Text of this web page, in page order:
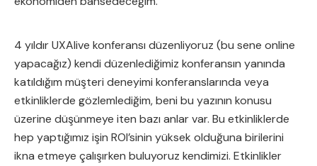
4 yıldır UXAlive konferansı düzenliyoruz (bu sene online
yapacağız) kendi düzenlediğimiz konferansın yanında
katıldığım müşteri deneyimi konferanslarında veya
etkinliklerde gözlemlediğim, beni bu yazının konusu
üzerine düşünmeye iten bazı anlar var. Bu etkinliklerde
hep yaptığımız işin ROI’sinin yüksek olduğuna birilerini
ikna etmeye çalışırken buluyoruz kendimizi. Etkinlikler